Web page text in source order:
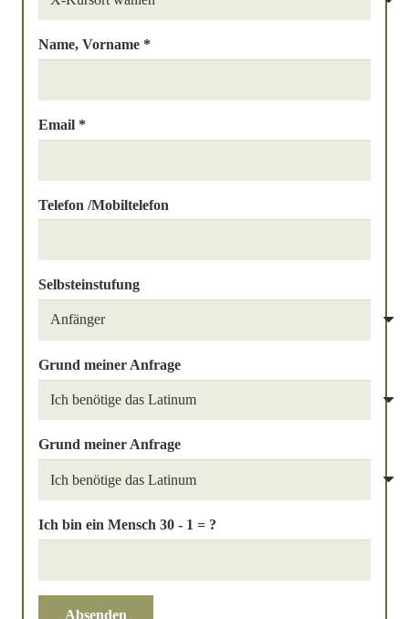
Name, Vorname *
Email *
Telefon /Mobiltelefon
Selbsteinstufung
Grund meiner Anfrage
Grund meiner Anfrage
Ich bin ein Mensch 30 - 1 = ?
Absenden